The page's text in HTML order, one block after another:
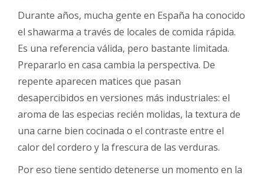
Durante años, mucha gente en España ha conocido
el shawarma a través de locales de comida rápida.
Es una referencia válida, pero bastante limitada.
Prepararlo en casa cambia la perspectiva. De
repente aparecen matices que pasan
desapercibidos en versiones más industriales: el
aroma de las especias recién molidas, la textura de
una carne bien cocinada o el contraste entre el
calor del cordero y la frescura de las verduras.
Por eso tiene sentido detenerse un momento en la